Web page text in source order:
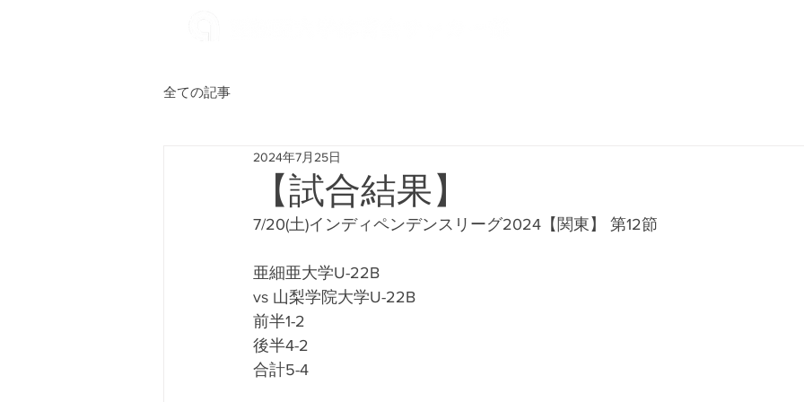
全ての記事
【試合結果】
2024年7月25日
7/20(土)インディペンデンスリーグ2024【関東】 第12節
亜細亜大学U-22B
vs 山梨学院大学U-22B
前半1-2
後半4-2
合計5-4